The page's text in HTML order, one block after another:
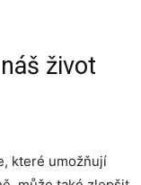
život
které umožňují